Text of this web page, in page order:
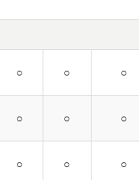
○ ○ ○
○ ○ ○
○ ○ ○